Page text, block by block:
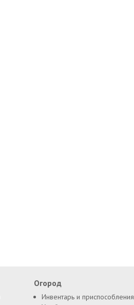
Огород
Инвентарь и приспособления